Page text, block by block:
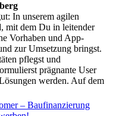
In unserem agilen
mit dem Du in leitender
Vorhaben und App-
zur Umsetzung bringst.
pflegst und
prägnante User
werden. Auf dem